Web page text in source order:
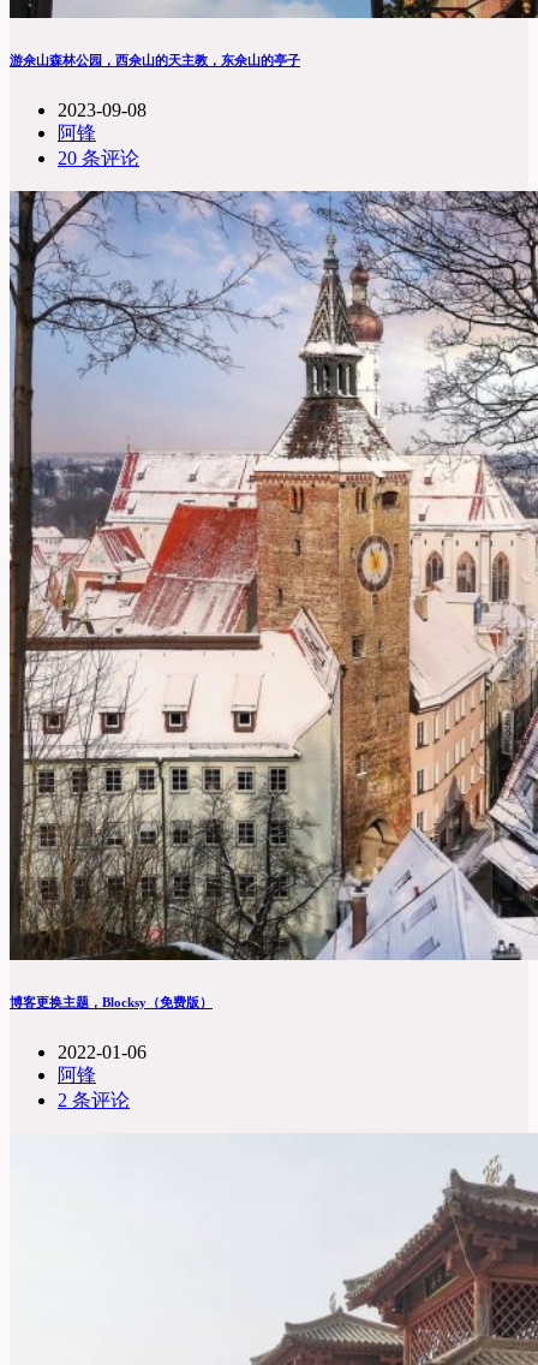
游佘山森林公园，西佘山的天主教，东佘山的亭子
2023-09-08
阿锋
20 条评论
博客更换主题，Blocksy（免费版）
2022-01-06
阿锋
2 条评论